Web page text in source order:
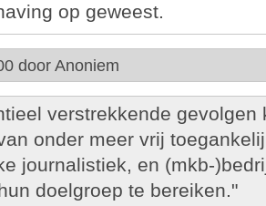
op geweest.
door Anoniem
verstrekkende gevolgen
onder meer vrij
journalistiek, en (mkb-
doelgroep te bereiken."